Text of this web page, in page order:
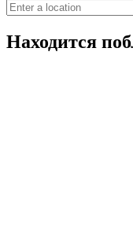
Находится